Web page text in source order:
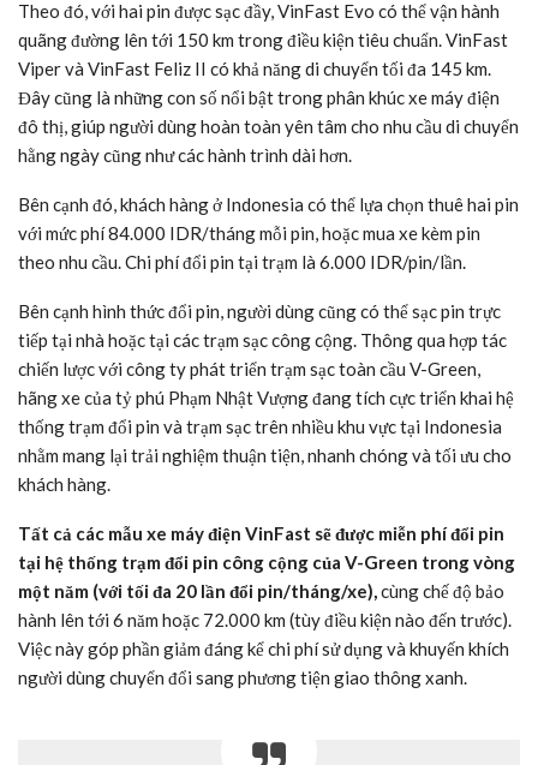
Theo đó, với hai pin được sạc đầy, VinFast Evo có thể vận hành
quãng đường lên tới 150 km trong điều kiện tiêu chuẩn. VinFast
Viper và VinFast Feliz II có khả năng di chuyển tối đa 145 km.
Đây cũng là những con số nổi bật trong phân khúc xe máy điện
đô thị, giúp người dùng hoàn toàn yên tâm cho nhu cầu di chuyển
hằng ngày cũng như các hành trình dài hơn.
Bên cạnh đó, khách hàng ở Indonesia có thể lựa chọn thuê hai pin
với mức phí 84.000 IDR/tháng mỗi pin, hoặc mua xe kèm pin
theo nhu cầu. Chi phí đổi pin tại trạm là 6.000 IDR/pin/lần.
Bên cạnh hình thức đổi pin, người dùng cũng có thể sạc pin trực
tiếp tại nhà hoặc tại các trạm sạc công cộng. Thông qua hợp tác
chiến lược với công ty phát triển trạm sạc toàn cầu V-Green,
hãng xe của tỷ phú Phạm Nhật Vượng đang tích cực triển khai hệ
thống trạm đổi pin và trạm sạc trên nhiều khu vực tại Indonesia
nhằm mang lại trải nghiệm thuận tiện, nhanh chóng và tối ưu cho
khách hàng.
Tất cả các mẫu xe máy điện VinFast sẽ được miễn phí đổi pin
tại hệ thống trạm đổi pin công cộng của V-Green trong vòng
một năm (với tối đa 20 lần đổi pin/tháng/xe),cùng chế độ bảo
hành lên tới 6 năm hoặc 72.000 km (tùy điều kiện nào đến trước).
Việc này góp phần giảm đáng kể chi phí sử dụng và khuyến khích
người dùng chuyển đổi sang phương tiện giao thông xanh.